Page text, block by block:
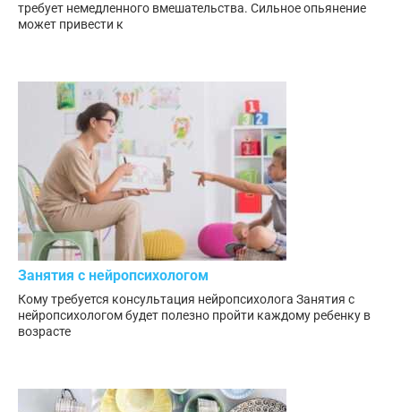
требует немедленного вмешательства. Сильное опьянение
может привести к
Занятия с нейропсихологом
Кому требуется консультация нейропсихолога Занятия с
нейропсихологом будет полезно пройти каждому ребенку в
возрасте